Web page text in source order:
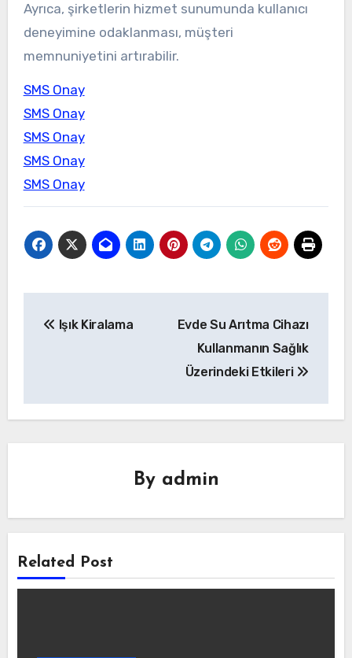
Ayrıca, şirketlerin hizmet sunumunda kullanıcı
deneyimine odaklanması, müşteri
memnuniyetini artırabilir.
SMS Onay
SMS Onay
SMS Onay
SMS Onay
SMS Onay
gezinmesi
Işık Kiralama
Evde Su Arıtma Cihazı
Kullanmanın Sağlık
Üzerindeki Etkileri
By admin
Related Post